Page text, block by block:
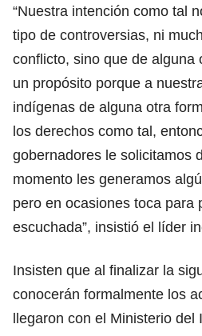
“Nuestra intención como tal
tipo de controversias, ni
conflicto, sino que de alguna
un propósito porque a
indígenas de alguna otra
los derechos como tal,
gobernadores le solicitamos
momento les generamos
pero en ocasiones toca para
escuchada”, insistió el líder
Insisten que al finalizar la
conocerán formalmente los
llegaron con el Ministerio del